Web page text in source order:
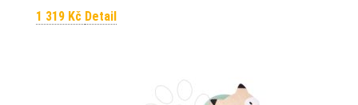
1 319 Kč Detail